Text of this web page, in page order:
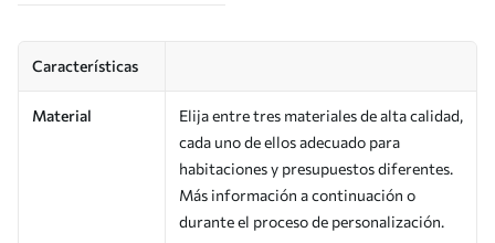
Características
Material
Elija entre tres materiales de alta calidad,
cada uno de ellos adecuado para
habitaciones y presupuestos diferentes.
Más información a continuación o
durante el proceso de personalización.